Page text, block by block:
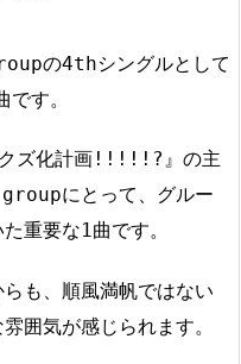
の4thシングルとして
す。
クズ化計画!!!!!?』の主
にとって、グルー
重要な1曲です。
も、順風満帆ではない
囲気が感じられます。